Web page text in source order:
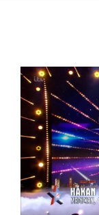
Visa
större
bild